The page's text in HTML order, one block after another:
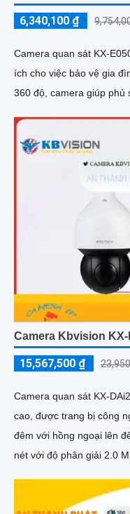
6,340,100 ₫
Camera quan sát KX-
ích cho việc bảo vệ gia đình và căn hộ.
360 độ, camera giúp phủ
Camera Kbvision
15,567,500 ₫
Camera quan sát KX-
cao, được trang bị công
đêm với hồng ngoại lên đến 150m. Hình ảnh
nét với độ phân giải 2.0